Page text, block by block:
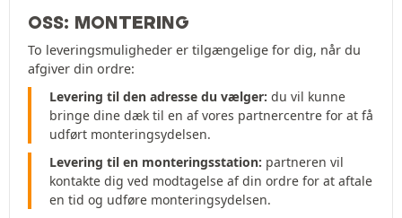
OSS: MONTERING
To leveringsmuligheder er tilgængelige for dig, når du
afgiver din ordre:
Levering til den adresse du vælger: du vil kunne
bringe dine dæk til en af vores partnercentre for at få
udført monteringsydelsen.
Levering til en monteringsstation: partneren vil
kontakte dig ved modtagelse af din ordre for at aftale
en tid og udføre monteringsydelsen.